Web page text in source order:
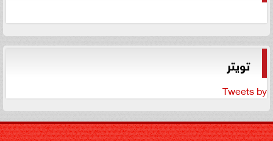
تويتر
Tweets by